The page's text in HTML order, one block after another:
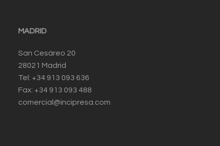
MADRID
San Cesáreo 20
28021 Madrid
Tel: +34 913 093 636
Fax: +34 913 093 488
comercial@incipresa.com